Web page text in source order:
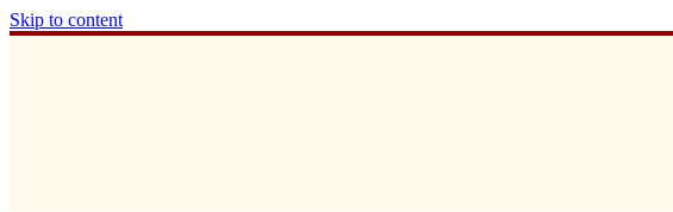
Skip to content